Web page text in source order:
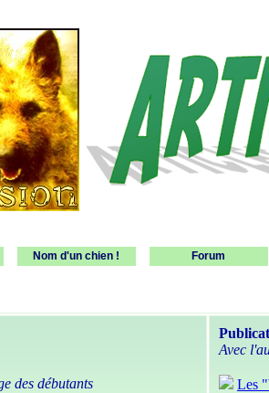
Nom d'un chien ! Forum
des débutants
Avec
Les